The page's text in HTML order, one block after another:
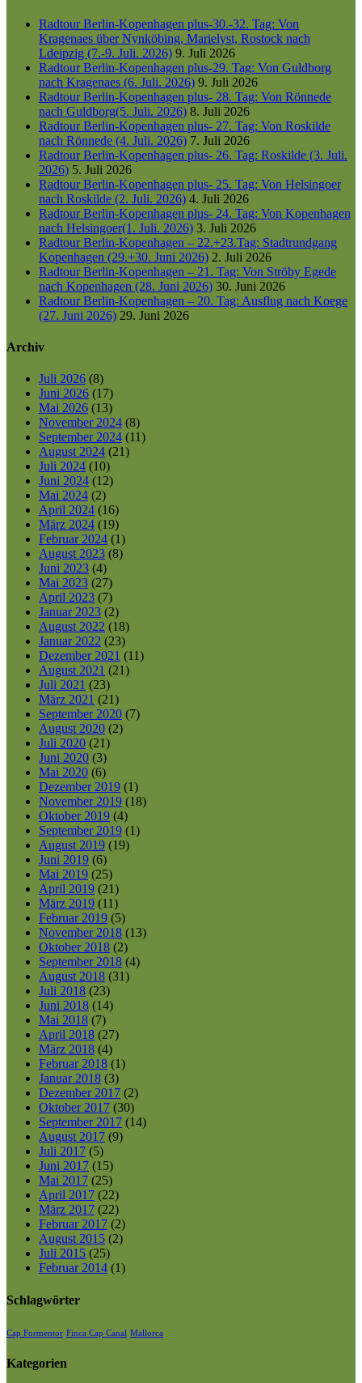
Radtour Berlin-Kopenhagen plus-30.-32. Tag: Von
Kragenaes über Nynköbing, Marielyst, Rostock nach
Ldeipzig (7.-9. Juli. 2026) 9. Juli 2026
Radtour Berlin-Kopenhagen plus-29. Tag: Von Guldborg
nach Kragenaes (6. Juli. 2026) 9. Juli 2026
Radtour Berlin-Kopenhagen plus- 28. Tag: Von Rönnede
nach Guldborg(5. Juli. 2026) 8. Juli 2026
Radtour Berlin-Kopenhagen plus- 27. Tag: Von Roskilde
nach Rönnede (4. Juli. 2026) 7. Juli 2026
Radtour Berlin-Kopenhagen plus- 26. Tag: Roskilde (3. Juli.
2026) 5. Juli 2026
Radtour Berlin-Kopenhagen plus- 25. Tag: Von Helsingoer
nach Roskilde (2. Juli. 2026) 4. Juli 2026
Radtour Berlin-Kopenhagen plus- 24. Tag: Von Kopenhagen
nach Helsingoer(1. Juli. 2026) 3. Juli 2026
Radtour Berlin-Kopenhagen – 22.+23.Tag: Stadtrundgang
Kopenhagen (29.+30. Juni 2026) 2. Juli 2026
Radtour Berlin-Kopenhagen – 21. Tag: Von Ströby Egede
nach Kopenhagen (28. Juni 2026) 30. Juni 2026
Radtour Berlin-Kopenhagen – 20. Tag: Ausflug nach Koege
(27. Juni 2026) 29. Juni 2026
Archiv
Juli 2026 (8)
Juni 2026 (17)
Mai 2026 (13)
November 2024 (8)
September 2024 (11)
August 2024 (21)
Juli 2024 (10)
Juni 2024 (12)
Mai 2024 (2)
April 2024 (16)
März 2024 (19)
Februar 2024 (1)
August 2023 (8)
Juni 2023 (4)
Mai 2023 (27)
April 2023 (7)
Januar 2023 (2)
August 2022 (18)
Januar 2022 (23)
Dezember 2021 (11)
August 2021 (21)
Juli 2021 (23)
März 2021 (21)
September 2020 (7)
August 2020 (2)
Juli 2020 (21)
Juni 2020 (3)
Mai 2020 (6)
Dezember 2019 (1)
November 2019 (18)
Oktober 2019 (4)
September 2019 (1)
August 2019 (19)
Juni 2019 (6)
Mai 2019 (25)
April 2019 (21)
März 2019 (11)
Februar 2019 (5)
November 2018 (13)
Oktober 2018 (2)
September 2018 (4)
August 2018 (31)
Juli 2018 (23)
Juni 2018 (14)
Mai 2018 (7)
April 2018 (27)
März 2018 (4)
Februar 2018 (1)
Januar 2018 (3)
Dezember 2017 (2)
Oktober 2017 (30)
September 2017 (14)
August 2017 (9)
Juli 2017 (5)
Juni 2017 (15)
Mai 2017 (25)
April 2017 (22)
März 2017 (22)
Februar 2017 (2)
August 2015 (2)
Juli 2015 (25)
Februar 2014 (1)
Schlagwörter
Cap Formentor Finca Cap Canal Mallorca
Kategorien